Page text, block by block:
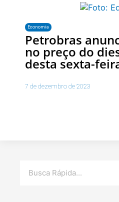
Economia
Petrobras
no preço do
desta sexta-
7 de dezembro de 2023